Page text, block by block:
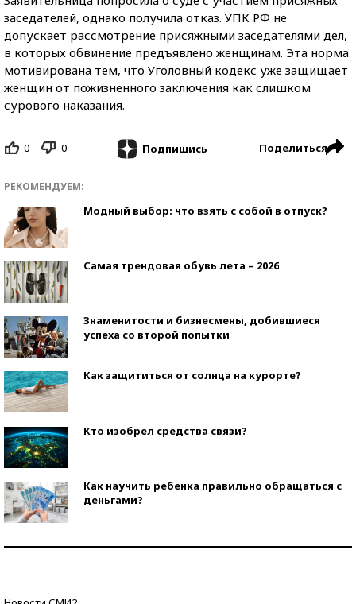
заседателей, однако получила отказ. УПК РФ не
допускает рассмотрение присяжными заседателями дел,
в которых обвинение предъявлено женщинам. Эта норма
мотивирована тем, что Уголовный кодекс уже защищает
женщин от пожизненного заключения как слишком
сурового наказания.
0 0 Подпишись Поделиться
РЕКОМЕНДУЕМ:
Модный выбор: что взять с собой в отпуск?
Самая трендовая обувь лета – 2026
Знаменитости и бизнесмены, добившиеся
успеха со второй попытки
Как защититься от солнца на курорте?
Кто изобрел средства связи?
Как научить ребенка правильно обращаться с
деньгами?